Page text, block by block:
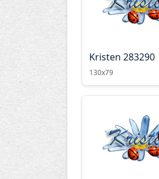
Kristen 283290
130x79